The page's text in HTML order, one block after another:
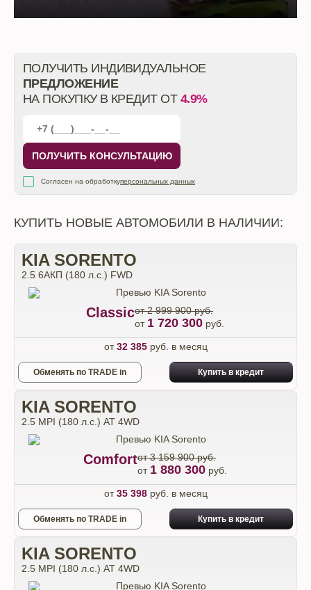
ПОЛУЧИТЬ ИНДИВИДУАЛЬНОЕ
ПРЕДЛОЖЕНИЕ
НА ПОКУПКУ В КРЕДИТ ОТ 4.9%
ПОЛУЧИТЬ КОНСУЛЬТАЦИЮ
Согласен на обработкуперсональных данных
КУПИТЬ НОВЫЕ АВТОМОБИЛИ В НАЛИЧИИ:
KIA SORENTO
2.5 6АКП (180 л.с.) FWD
Classicот 2 999 900 руб.
от 1 720 300 руб.
от32 385руб. в месяц
Обменять по TRADE in Купить в кредит
KIA SORENTO
2.5 MPI (180 л.с.) АТ 4WD
Comfortот 3 159 900 руб.
от 1 880 300 руб.
от35 398руб. в месяц
Обменять по TRADE in Купить в кредит
KIA SORENTO
2.5 MPI (180 л.с.) АТ 4WD